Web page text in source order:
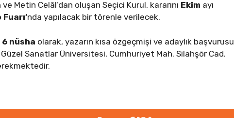
Metin Celâl’dan oluşan Seçici Kurul, kararını Ekim ayı
nda yapılacak bir törenle verilecek.
6 nüsha olarak, yazarın kısa özgeçmişi ve adaylık başvurusu
Sanatlar Üniversitesi, Cumhuriyet Mah. Silahşör Cad.